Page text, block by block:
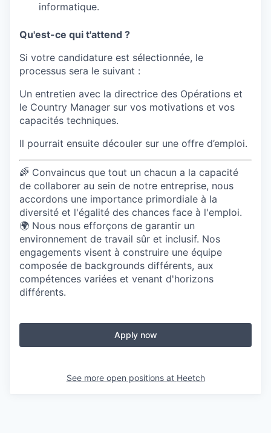
informatique.
Qu'est-ce qui t'attend ?
Si votre candidature est sélectionnée, le
processus sera le suivant :
Un entretien avec la directrice des Opérations et
le Country Manager sur vos motivations et vos
capacités techniques.
Il pourrait ensuite découler sur une offre d’emploi.
🌈 Convaincus que tout un chacun a la capacité
de collaborer au sein de notre entreprise, nous
accordons une importance primordiale à la
diversité et l'égalité des chances face à l'emploi.
🌍 Nous nous efforçons de garantir un
environnement de travail sûr et inclusif. Nos
engagements visent à construire une équipe
composée de backgrounds différents, aux
compétences variées et venant d'horizons
différents.
Apply now
See more open positions at Heetch